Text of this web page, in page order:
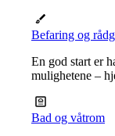
Befaring og
En god start er
mulighetene –
Bad og våtrom